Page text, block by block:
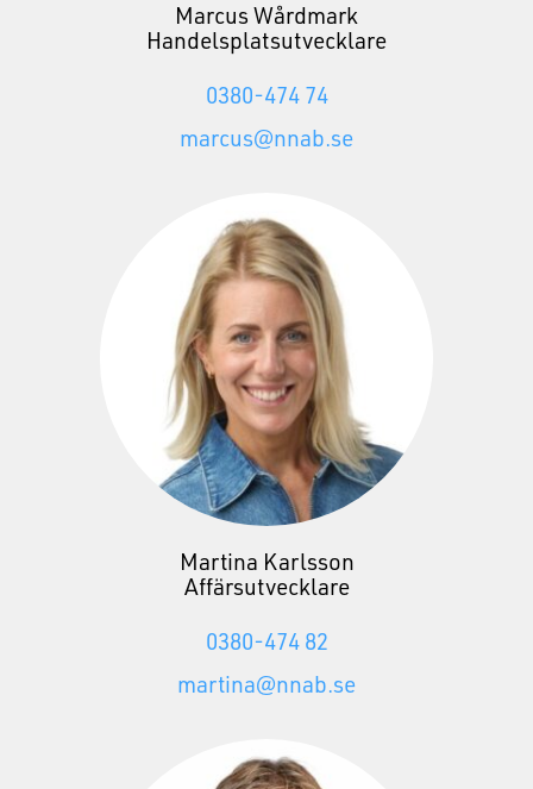
Marcus Wårdmark
Handelsplatsutvecklare
0380-474 74
marcus@nnab.se
Martina Karlsson
Affärsutvecklare
0380-474 82
martina@nnab.se